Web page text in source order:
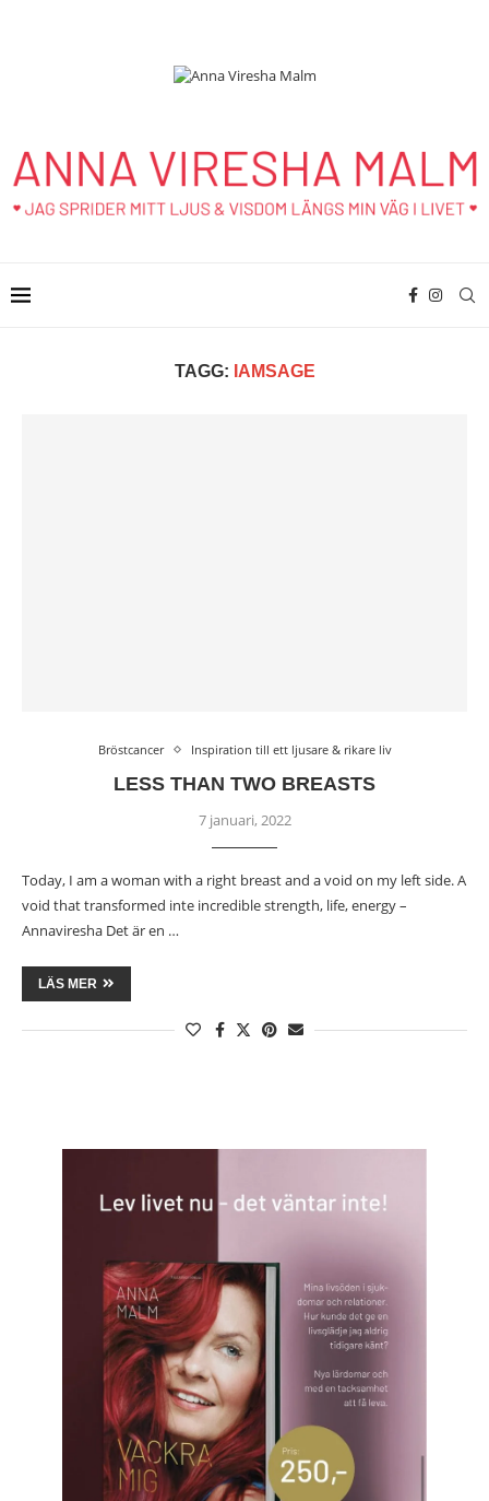
TAGG: IAMSAGE
Bröstcancer Inspiration till ett ljusare & rikare liv
LESS THAN TWO BREASTS
7 januari, 2022
Today, I am a woman with a right breast and a void on my left side. A
void that transformed inte incredible strength, life, energy –
Annaviresha Det är en …
LÄS MER